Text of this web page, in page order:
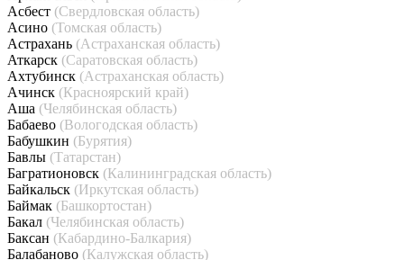
Асбест (Свердловская область)
Асино (Томская область)
Астрахань (Астраханская область)
Аткарск (Саратовская область)
Ахтубинск (Астраханская область)
Ачинск (Красноярский край)
Аша (Челябинская область)
Бабаево (Вологодская область)
Бабушкин (Бурятия)
Бавлы (Татарстан)
Багратионовск (Калининградская область)
Байкальск (Иркутская область)
Баймак (Башкортостан)
Бакал (Челябинская область)
Баксан (Кабардино-Балкария)
Балабаново (Калужская область)